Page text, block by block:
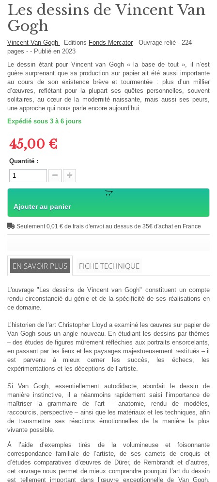
Les dessins de Vincent Van
Gogh
Vincent Van Gogh - Editions Fonds Mercator - Ouvrage relié - 224
pages - - Publié en 2023
Le dessin étant pour Vincent van Gogh « la base de tout », il n’est
guère surprenant que sa production sur papier ait été aussi importante
au cours de son existence brève et tourmentée : plus d’un millier
d’œuvres, reflétant pour la plupart ses quêtes personnelles, souvent
solitaires, au cœur de la modernité naissante, mais aussi ses peurs,
une approche qui nous parle encore aujourd’hui.
Expédié sous 3 à 6 jours
45,00 €
Quantité :
Ajouter au panier
Seulement 0,01 € de frais d'envoi au dessus de 35€ d'achat en France
EN SAVOIR PLUS FICHE TECHNIQUE
L'ouvrage "Les dessins de Vincent van Gogh" constituent un compte
rendu circonstancié du génie et de la spécificité de ses réalisations en
ce domaine.
L’historien de l’art Christopher Lloyd a examiné les œuvres sur papier de
Van Gogh sous un angle nouveau. En étudiant les dessins par thèmes
– des études de figures mûrement réfléchies aux portraits ensorcelants,
en passant par les lieux et les paysages majestueusement restitués – il
est parvenu à mieux cerner les succès, les échecs, les
expérimentations et les déceptions de l’artiste.
Si Van Gogh, essentiellement autodidacte, abordait le dessin de
manière instinctive, il a néanmoins rapidement saisi l’importance de
maîtriser la grammaire de l’art – anatomie, rendu de modèles,
raccourcis, perspective – ainsi que les matériaux et les techniques, afin
de transmettre ses réactions émotionnelles de la manière la plus
vivante possible.
À l’aide d’exemples tirés de la volumineuse et foisonnante
correspondance familiale de l’artiste, de ses carnets de croquis et
d’études comparatives d’œuvres de Dürer, de Rembrandt et d’autres,
cet ouvrage nous permet de mieux comprendre pourquoi l’art du dessin
est tellement important dans l’œuvre exceptionnelle de Van Gogh,